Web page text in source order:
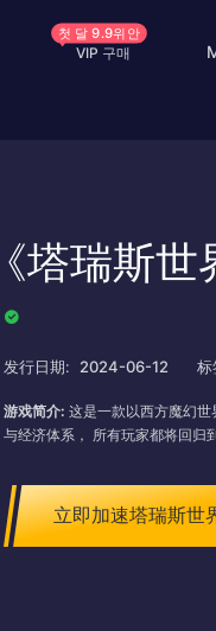
VIP 구매
첫 달 9.9위안
EDU
《塔瑞斯
发行日期: 2024-06-12 标
游戏简介: 这是一款以西方魔幻
与经济体系， 所有玩家都将回归
立即加速塔瑞斯世